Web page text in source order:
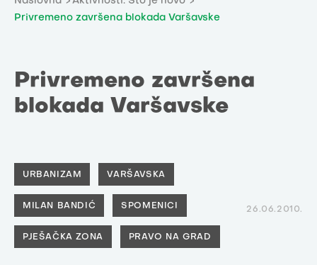
Privremeno završena blokada Varšavske
Privremeno završena
blokada Varšavske
URBANIZAM VARŠAVSKA
MILAN BANDIĆ SPOMENICI
PJEŠAČKA ZONA PRAVO NA GRAD
26.06.2010.